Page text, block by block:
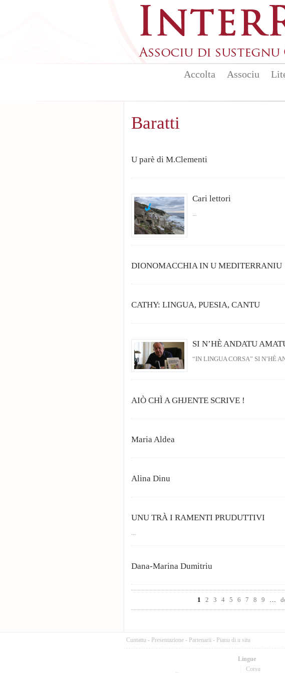
Accolta Associu
Baratti
U parè di M.Clementi
Cari lettori
...
DIONOMACCHIA IN U MEDITERRANIU
CATHY: LINGUA, PUESIA, CANTU
SI N’HÈ ANDATU
“IN LINGUA CORSA” SI N’HÈ
AIÒ CHÌ A GHJENTE SCRIVE !
Maria Aldea
Alina Dinu
UNU TRÀ I RAMENTI PRUDUTTIVI
...
Dana-Marina Dumitriu
1
2 3 4 5 6 7 8 9 …
Cuntattu - Presentazione - Partenarii - Pianu di u situ
Lingue
Corsu